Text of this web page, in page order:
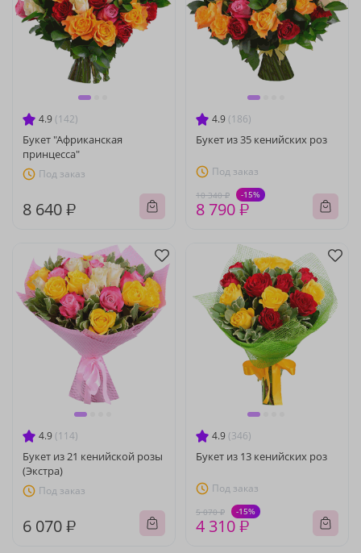
4.9 (142)
Букет "Африканская
принцесса"
Под заказ
8 640 ₽
4.9 (186)
Букет из 35 кенийских роз
Под заказ
10 340 ₽ -15%
8 790 ₽
4.9 (114)
Букет из 21 кенийской розы
(Экстра)
Под заказ
6 070 ₽
4.9 (346)
Букет из 13 кенийских роз
Под заказ
5 070 ₽ -15%
4 310 ₽